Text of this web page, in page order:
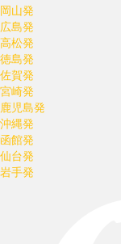
岡山発
広島発
高松発
徳島発
佐賀発
宮崎発
鹿児島発
沖縄発
函館発
仙台発
岩手発